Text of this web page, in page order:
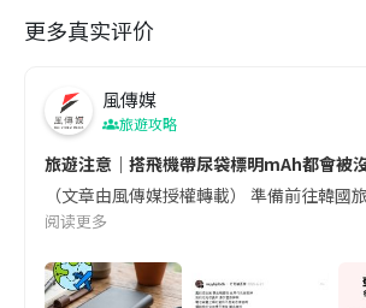
更多真实评价
風傳媒
旅遊攻略
旅遊注意｜搭飛機帶尿袋標明mAh都會被
（文章由風傳媒授權轉載） 準備前往韓
阅读更多